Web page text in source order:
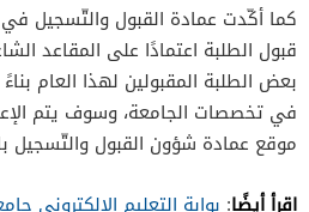
كما أكّدت عمادة القبول والتّسجيل
قبول الطلبة اعتمادًا على المقاعد
بعض الطلبة المقبولين لهذا العام
في تخصصات الجامعة، وسوف يتم
موقع عمادة شؤون القبول والتّسجيل
اقرأ أيضًا: بوابة التعليم